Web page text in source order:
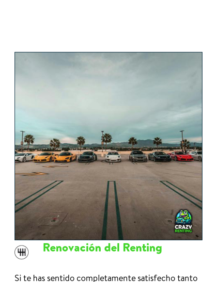
Renovación del Renting
Si te has sentido completamente satisfecho tanto